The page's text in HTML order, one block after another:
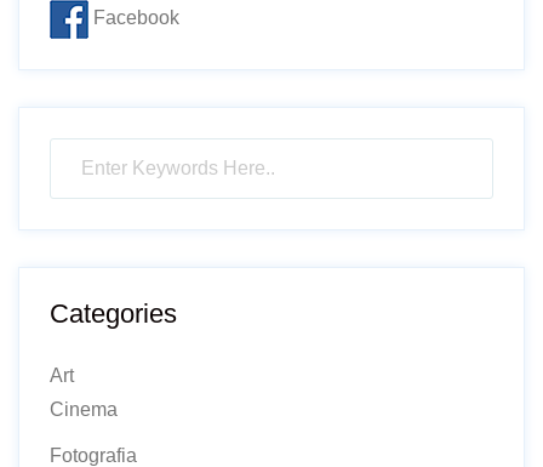
Facebook
Categories
Art
Cinema
Fotografia